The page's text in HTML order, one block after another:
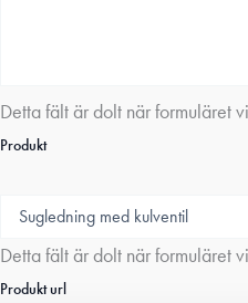
Detta fält är dolt när formuläret
Produkt
Detta fält är dolt när formuläret
Produkt url